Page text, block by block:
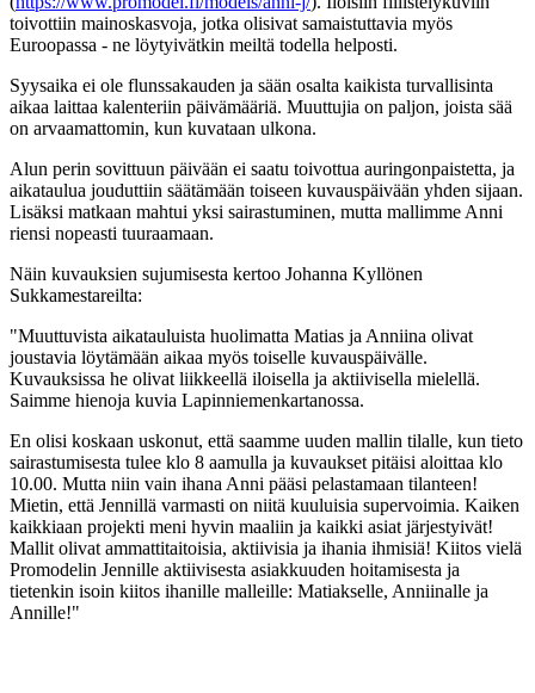
toivottiin mainoskasvoja, jotka olisivat samaistuttavia myös
Euroopassa - ne löytyivätkin meiltä todella helposti.
Syysaika ei ole flunssakauden ja sään osalta kaikista turvallisinta
aikaa laittaa kalenteriin päivämääriä. Muuttujia on paljon, joista sää
on arvaamattomin, kun kuvataan ulkona.
Alun perin sovittuun päivään ei saatu toivottua auringonpaistetta, ja
aikataulua jouduttiin säätämään toiseen kuvauspäivään yhden sijaan.
Lisäksi matkaan mahtui yksi sairastuminen, mutta mallimme Anni
riensi nopeasti tuuraamaan.
Näin kuvauksien sujumisesta kertoo Johanna Kyllönen
Sukkamestareilta:
"Muuttuvista aikatauluista huolimatta Matias ja Anniina olivat
joustavia löytämään aikaa myös toiselle kuvauspäivälle.
Kuvauksissa he olivat liikkeellä iloisella ja aktiivisella mielellä.
Saimme hienoja kuvia Lapinniemenkartanossa.
En olisi koskaan uskonut, että saamme uuden mallin tilalle, kun tieto
sairastumisesta tulee klo 8 aamulla ja kuvaukset pitäisi aloittaa klo
10.00. Mutta niin vain ihana Anni pääsi pelastamaan tilanteen!
Mietin, että Jennillä varmasti on niitä kuuluisia supervoimia. Kaiken
kaikkiaan projekti meni hyvin maaliin ja kaikki asiat järjestyivät!
Mallit olivat ammattitaitoisia, aktiivisia ja ihania ihmisiä! Kiitos vielä
Promodelin Jennille aktiivisesta asiakkuuden hoitamisesta ja
tietenkin isoin kiitos ihanille malleille: Matiakselle, Anniinalle ja
Annille!"